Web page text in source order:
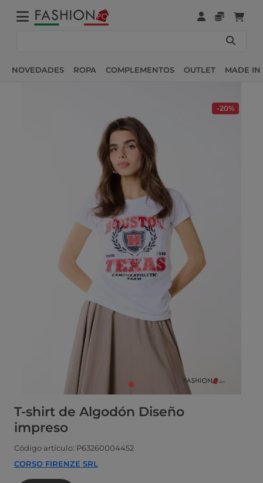
NOVEDADES ROPA COMPLEMENTOS OUTLET MADE IN
-20%
T-shirt de Algodón Diseño
impreso
Código artículo: P63260004452
CORSO FIRENZE SRL